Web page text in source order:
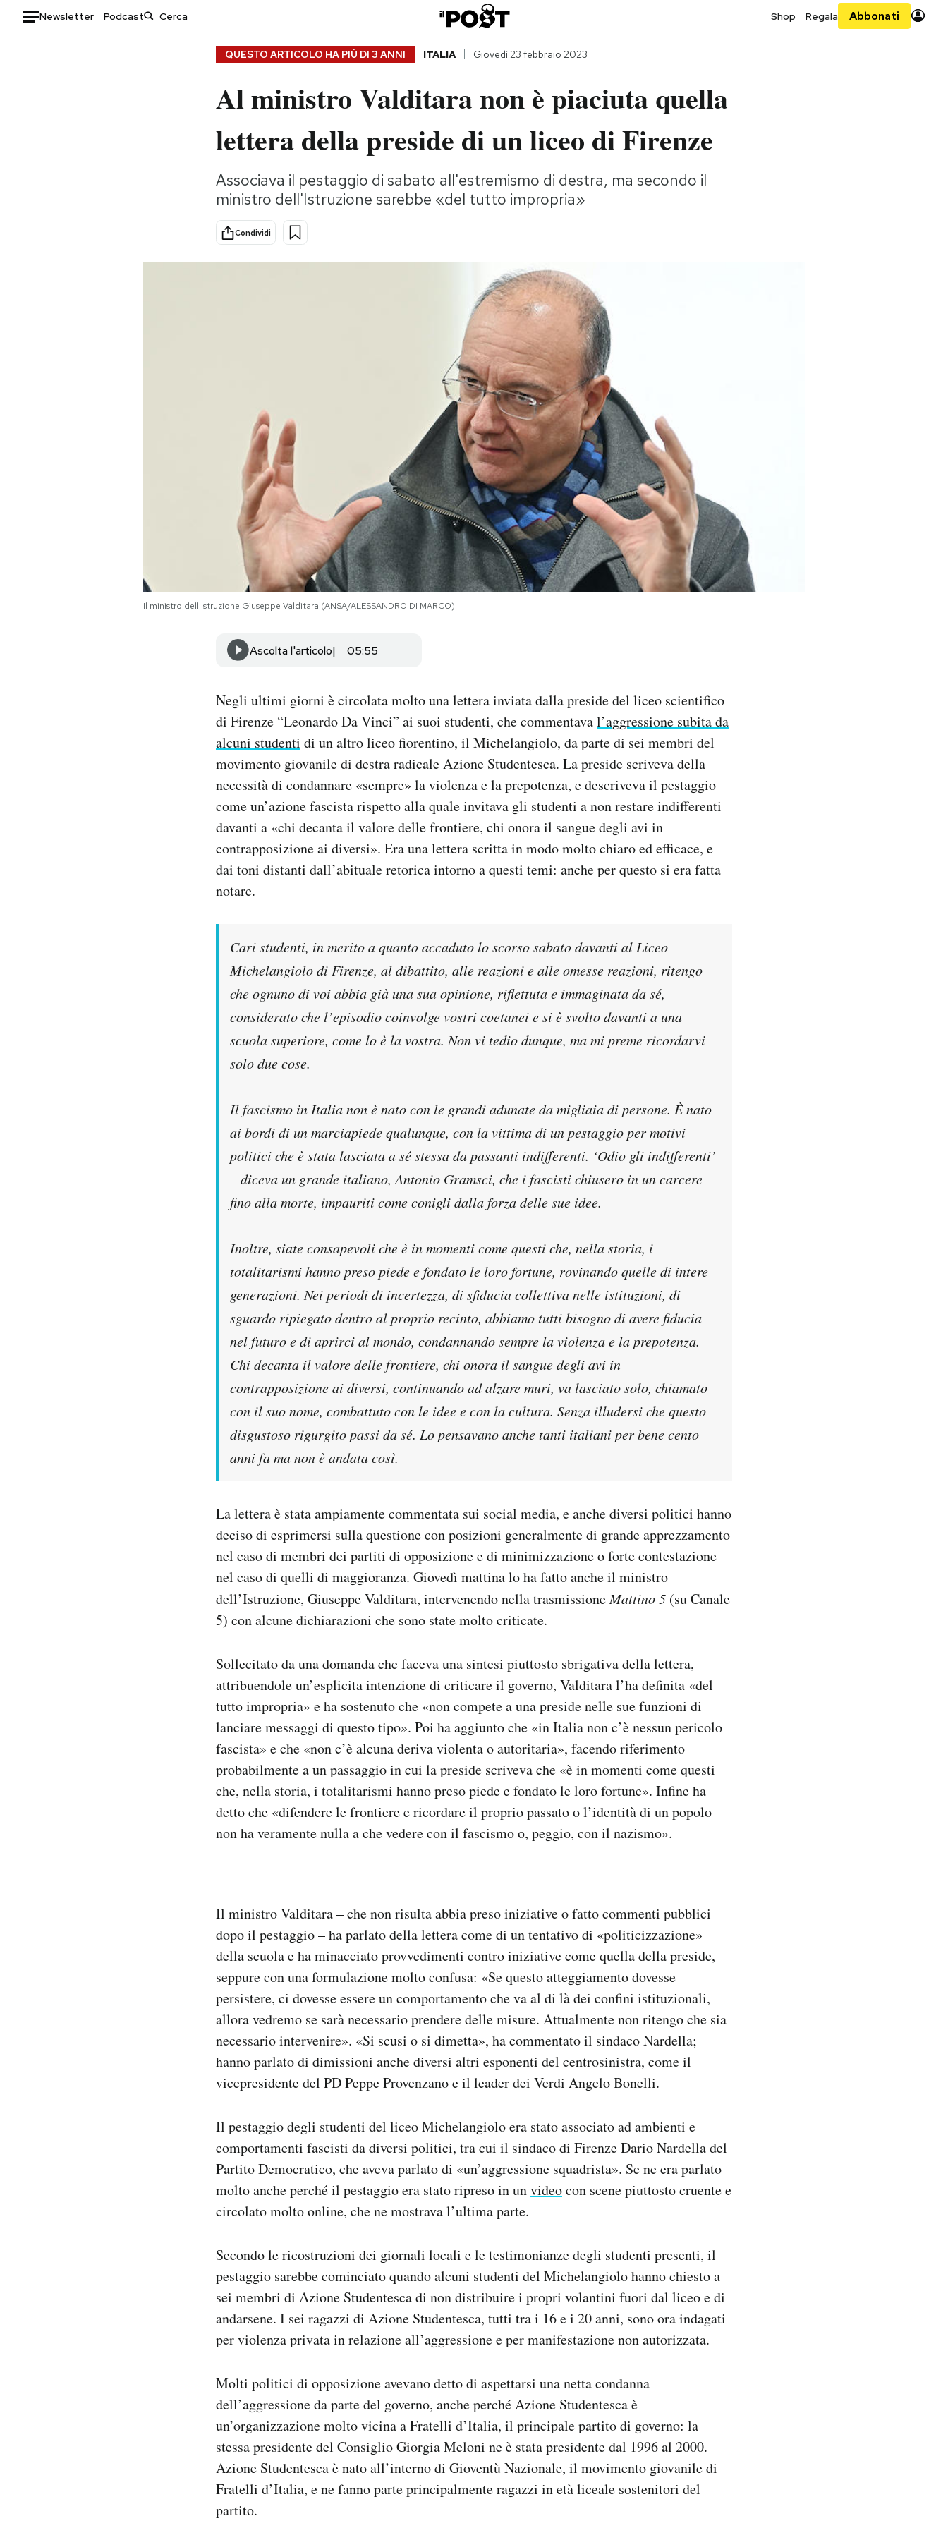
Newsletter Podcast Shop Regala Abbonati
Storie/Idee
Ok Boomer!
Altrecose
AREA PERSONALE
QUESTO ARTICOLO HA PIÙ DI 3 ANNI ITALIA Giovedì 23 febbraio 2023
Al ministro Valditara non è piaciuta quella
lettera della preside di un liceo di Firenze
Associava il pestaggio di sabato all'estremismo di destra, ma secondo il
ministro dell'Istruzione sarebbe «del tutto impropria»
Condividi
Il ministro dell'Istruzione Giuseppe Valditara (ANSA/ALESSANDRO DI MARCO)
Ascolta l'articolo 05:55
Negli ultimi giorni è circolata molto una lettera inviata dalla preside del liceo scientifico
di Firenze “Leonardo Da Vinci” ai suoi studenti, che commentaval’aggressione subita da
alcuni studenti di un altro liceo fiorentino, il Michelangiolo, da parte di sei membri del
movimento giovanile di destra radicale Azione Studentesca. La preside scriveva della
necessità di condannare «sempre» la violenza e la prepotenza, e descriveva il pestaggio
come un’azione fascista rispetto alla quale invitava gli studenti a non restare indifferenti
davanti a «chi decanta il valore delle frontiere, chi onora il sangue degli avi in
contrapposizione ai diversi». Era una lettera scritta in modo molto chiaro ed efficace, e
dai toni distanti dall’abituale retorica intorno a questi temi: anche per questo si era fatta
notare.
Cari studenti, in merito a quanto accaduto lo scorso sabato davanti al Liceo
Michelangiolo di Firenze, al dibattito, alle reazioni e alle omesse reazioni, ritengo
che ognuno di voi abbia già una sua opinione, riflettuta e immaginata da sé,
considerato che l’episodio coinvolge vostri coetanei e si è svolto davanti a una
scuola superiore, come lo è la vostra. Non vi tedio dunque, ma mi preme ricordarvi
solo due cose.
Il fascismo in Italia non è nato con le grandi adunate da migliaia di persone. È nato
ai bordi di un marciapiede qualunque, con la vittima di un pestaggio per motivi
politici che è stata lasciata a sé stessa da passanti indifferenti. ‘Odio gli indifferenti’
– diceva un grande italiano, Antonio Gramsci, che i fascisti chiusero in un carcere
fino alla morte, impauriti come conigli dalla forza delle sue idee.
Inoltre, siate consapevoli che è in momenti come questi che, nella storia, i
totalitarismi hanno preso piede e fondato le loro fortune, rovinando quelle di intere
generazioni. Nei periodi di incertezza, di sfiducia collettiva nelle istituzioni, di
sguardo ripiegato dentro al proprio recinto, abbiamo tutti bisogno di avere fiducia
nel futuro e di aprirci al mondo, condannando sempre la violenza e la prepotenza.
Chi decanta il valore delle frontiere, chi onora il sangue degli avi in
contrapposizione ai diversi, continuando ad alzare muri, va lasciato solo, chiamato
con il suo nome, combattuto con le idee e con la cultura. Senza illudersi che questo
disgustoso rigurgito passi da sé. Lo pensavano anche tanti italiani per bene cento
anni fa ma non è andata così.
La lettera è stata ampiamente commentata sui social media, e anche diversi politici hanno
deciso di esprimersi sulla questione con posizioni generalmente di grande apprezzamento
nel caso di membri dei partiti di opposizione e di minimizzazione o forte contestazione
nel caso di quelli di maggioranza. Giovedì mattina lo ha fatto anche il ministro
dell’Istruzione, Giuseppe Valditara, intervenendo nella trasmissioneMattino 5 (su Canale
5) con alcune dichiarazioni che sono state molto criticate.
Sollecitato da una domanda che faceva una sintesi piuttosto sbrigativa della lettera,
attribuendole un’esplicita intenzione di criticare il governo, Valditara l’ha definita «del
tutto impropria» e ha sostenuto che «non compete a una preside nelle sue funzioni di
lanciare messaggi di questo tipo». Poi ha aggiunto che «in Italia non c’è nessun pericolo
fascista» e che «non c’è alcuna deriva violenta o autoritaria», facendo riferimento
probabilmente a un passaggio in cui la preside scriveva che «è in momenti come questi
che, nella storia, i totalitarismi hanno preso piede e fondato le loro fortune». Infine ha
detto che «difendere le frontiere e ricordare il proprio passato o l’identità di un popolo
non ha veramente nulla a che vedere con il fascismo o, peggio, con il nazismo».
Il ministro Valditara – che non risulta abbia preso iniziative o fatto commenti pubblici
dopo il pestaggio – ha parlato della lettera come di un tentativo di «politicizzazione»
della scuola e ha minacciato provvedimenti contro iniziative come quella della preside,
seppure con una formulazione molto confusa: «Se questo atteggiamento dovesse
persistere, ci dovesse essere un comportamento che va al di là dei confini istituzionali,
allora vedremo se sarà necessario prendere delle misure. Attualmente non ritengo che sia
necessario intervenire». «Si scusi o si dimetta», ha commentato il sindaco Nardella;
hanno parlato di dimissioni anche diversi altri esponenti del centrosinistra, come il
vicepresidente del PD Peppe Provenzano e il leader dei Verdi Angelo Bonelli.
Il pestaggio degli studenti del liceo Michelangiolo era stato associato ad ambienti e
comportamenti fascisti da diversi politici, tra cui il sindaco di Firenze Dario Nardella del
Partito Democratico, che aveva parlato di «un’aggressione squadrista». Se ne era parlato
molto anche perché il pestaggio era stato ripreso in unvideocon scene piuttosto cruente e
circolato molto online, che ne mostrava l’ultima parte.
Secondo le ricostruzioni dei giornali locali e le testimonianze degli studenti presenti, il
pestaggio sarebbe cominciato quando alcuni studenti del Michelangiolo hanno chiesto a
sei membri di Azione Studentesca di non distribuire i propri volantini fuori dal liceo e di
andarsene. I sei ragazzi di Azione Studentesca, tutti tra i 16 e i 20 anni, sono ora indagati
per violenza privata in relazione all’aggressione e per manifestazione non autorizzata.
Molti politici di opposizione avevano detto di aspettarsi una netta condanna
dell’aggressione da parte del governo, anche perché Azione Studentesca è
un’organizzazione molto vicina a Fratelli d’Italia, il principale partito di governo: la
stessa presidente del Consiglio Giorgia Meloni ne è stata presidente dal 1996 al 2000.
Azione Studentesca è nato all’interno di Gioventù Nazionale, il movimento giovanile di
Fratelli d’Italia, e ne fanno parte principalmente ragazzi in età liceale sostenitori del
partito.